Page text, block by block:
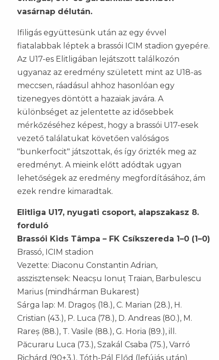
vasárnap délután.
Ifiligás együttesünk után az egy évvel
fiatalabbak léptek a brassói ICIM stadion gyepére.
Az U17-es Elitligában lejátszott találkozón
ugyanaz az eredmény született mint az U18-as
meccsen, ráadásul ahhoz hasonlóan egy
tizenegyes döntött a hazaiak javára. A
különbséget az jelentette az idősebbek
mérkőzéséhez képest, hogy a brassói U17-esek
vezető találatukat követően valóságos
"bunkerfocit" játszottak, és így őrizték meg az
eredményt. A mieink előtt adódtak ugyan
lehetőségek az eredmény megfordításához, ám
ezek rendre kimaradtak.
Elitliga U17, nyugati csoport, alapszakasz 8.
forduló
Brassói Kids Tâmpa – FK Csíkszereda 1–0 (1–0)
Brassó, ICIM stadion
Vezette: Diaconu Constantin Adrian,
asszisztensek: Neacșu Ionuț Traian, Barbulescu
Marius (mindhárman Bukarest)
Sárga lap: M. Dragoș (18.), C. Marian (28.), H.
Cristian (43.), P. Luca (78.), D. Andreas (80.), M.
Rareș (88.), T. Vasile (88.), G. Horia (89.), ill.
Păcuraru Luca (73.), Szakál Csaba (75.), Varró
Richárd (90+3.), Tóth-Pál Előd (lefújás után)